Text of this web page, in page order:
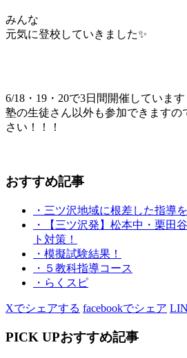
みんな
元気に登校していきました✨
6/18・19・20で3日間開催しています
塾の生徒さん以外も参加できますの
さい！！！
おすすめ記事
・三ツ沢地域に根差した指導
・【三ツ沢発】松本中・栗田
ト対策！
・模擬試験結果！
・５教科指導コース
・らくスピ
Xでシェアする facebookでシェア
PICK UPおすすめ記事